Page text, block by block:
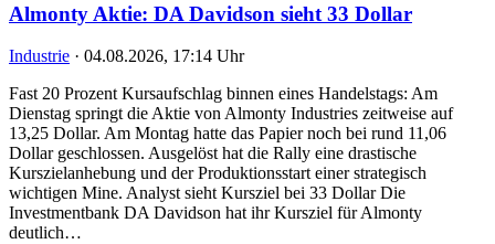
Almonty Aktie: DA Davidson sieht 33 Dollar
Industrie · 04.08.2026, 17:14 Uhr
Fast 20 Prozent Kursaufschlag binnen eines Handelstags: Am
Dienstag springt die Aktie von Almonty Industries zeitweise auf
13,25 Dollar. Am Montag hatte das Papier noch bei rund 11,06
Dollar geschlossen. Ausgelöst hat die Rally eine drastische
Kurszielanhebung und der Produktionsstart einer strategisch
wichtigen Mine. Analyst sieht Kursziel bei 33 Dollar Die
Investmentbank DA Davidson hat ihr Kursziel für Almonty
deutlich…